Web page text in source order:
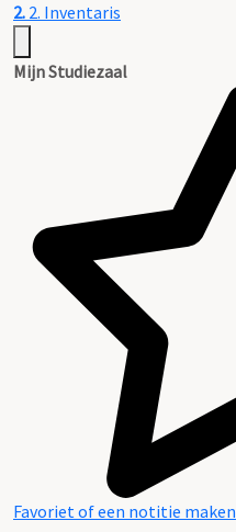
2. 2. Inventaris
Mijn Studiezaal
Favoriet of een notitie maken